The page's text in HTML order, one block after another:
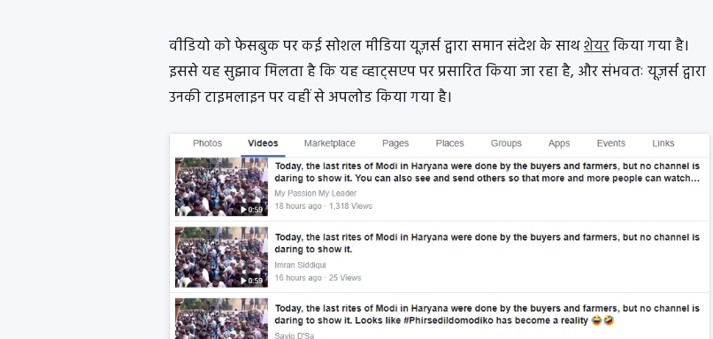
वीडियो को फेसबुक पर कई सोशल मीडिया यूज़र्स द्वारा समान संदेश के साथशेयरकिया गया है।
इससे यह सुझाव मिलता है कि यह व्हाट्सएप पर प्रसारित किया जा रहा है, और संभवतः यूज़र्स द्वारा
उनकी टाइमलाइन पर वहीं से अपलोड किया गया है।